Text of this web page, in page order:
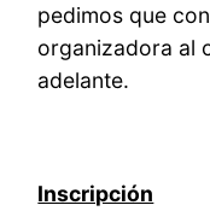
pedimos que
organizadora al
adelante.
Inscripción